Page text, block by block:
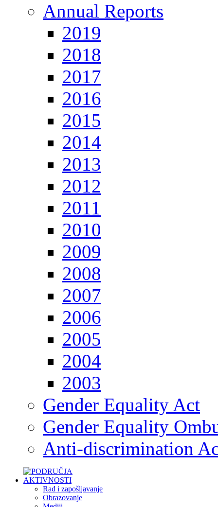
Annual Reports
2019
2018
2017
2016
2015
2014
2013
2012
2011
2010
2009
2008
2007
2006
2005
2004
2003
Gender Equality Act
Gender Equality
Anti-discrimination
Rad i zapošljavanje
Obrazovanje